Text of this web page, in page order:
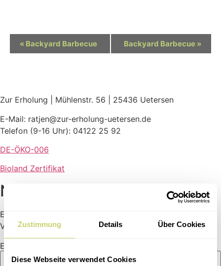
Zustimmung Details Über Cookies
Diese Webseite verwendet Cookies
Veranstaltung
Navigation
« Backyard Barbecue Backyard Barbecue »
Zur Erholung | Mühlenstr. 56 | 25436 Uetersen
E-Mail: ratjen@zur-erholung-uetersen.de
Telefon (9-16 Uhr): 04122 25 92
DE-ÖKO-006
Bioland Zertifikat
Newsletter
Erfahre jeden Monat von den neuesten Menüs,
Veranstaltungen und Produkten.
E-Mail